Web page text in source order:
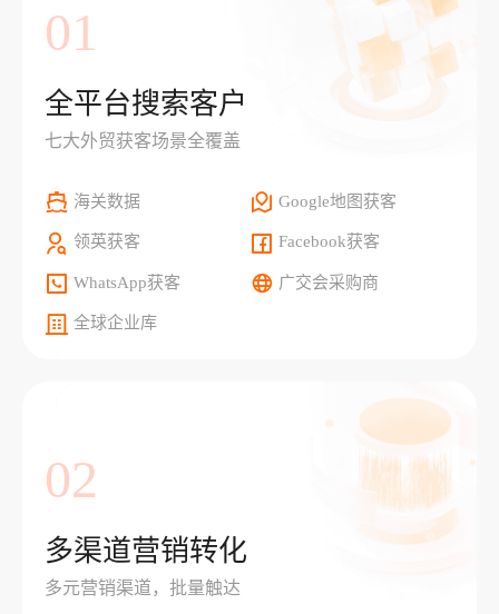
01
全平台搜索客户
七大外贸获客场景全覆盖
海关数据 Google地图获客
领英获客 Facebook获客
WhatsApp获客 广交会采购商
全球企业库
02
多渠道营销转化
多元营销渠道，批量触达